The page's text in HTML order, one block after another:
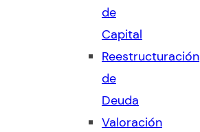
de
Capital
Reestructuración
de
Deuda
Valoración